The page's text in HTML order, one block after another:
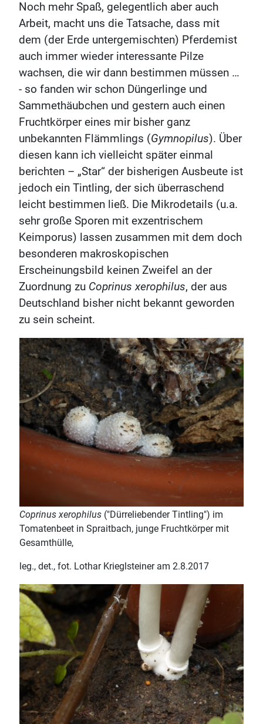
Noch mehr Spaß, gelegentlich aber auch
Arbeit, macht uns die Tatsache, dass mit
dem (der Erde untergemischten) Pferdemist
auch immer wieder interessante Pilze
wachsen, die wir dann bestimmen müssen …
- so fanden wir schon Düngerlinge und
Sammethäubchen und gestern auch einen
Fruchtkörper eines mir bisher ganz
unbekannten Flämmlings (Gymnopilus). Über
diesen kann ich vielleicht später einmal
berichten – „Star“ der bisherigen Ausbeute ist
jedoch ein Tintling, der sich überraschend
leicht bestimmen ließ. Die Mikrodetails (u.a.
sehr große Sporen mit exzentrischem
Keimporus) lassen zusammen mit dem doch
besonderen makroskopischen
Erscheinungsbild keinen Zweifel an der
Zuordnung zu Coprinus xerophilus, der aus
Deutschland bisher nicht bekannt geworden
zu sein scheint.
Coprinus xerophilus ("Dürreliebender Tintling") im
Tomatenbeet in Spraitbach, junge Fruchtkörper mit
Gesamthülle,
leg., det., fot. Lothar Krieglsteiner am 2.8.2017